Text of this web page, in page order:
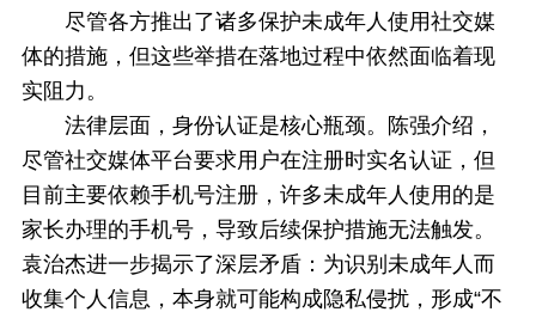
尽管各方推出了诸多保护未成年人使用社交媒
体的措施，但这些举措在落地过程中依然面临着现
实阻力。
法律层面，身份认证是核心瓶颈。陈强介绍，
尽管社交媒体平台要求用户在注册时实名认证，但
目前主要依赖手机号注册，许多未成年人使用的是
家长办理的手机号，导致后续保护措施无法触发。
袁治杰进一步揭示了深层矛盾：为识别未成年人而
收集个人信息，本身就可能构成隐私侵扰，形成“不